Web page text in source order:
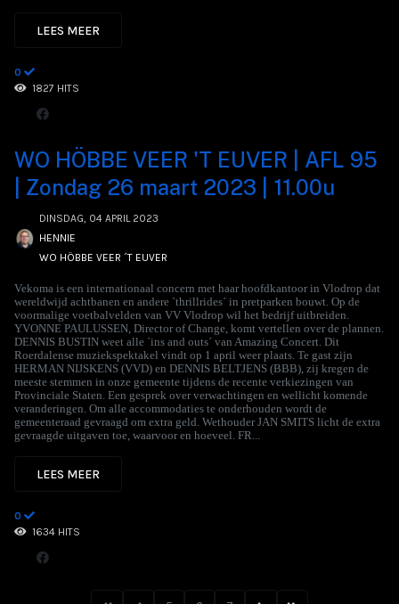
LEES MEER
0
1827 HITS
WO HÖBBE VEER 'T EUVER | AFL 95
| Zondag 26 maart 2023 | 11.00u
DINSDAG, 04 APRIL 2023
HENNIE
WO HÖBBE VEER ´T EUVER
Vekoma is een internationaal concern met haar hoofdkantoor in Vlodrop dat
wereldwijd achtbanen en andere `thrillrides´ in pretparken bouwt. Op de
voormalige voetbalvelden van VV Vlodrop wil het bedrijf uitbreiden.
YVONNE PAULUSSEN, Director of Change, komt vertellen over de plannen.
DENNIS BUSTIN weet alle `ins and outs´ van Amazing Concert. Dit
Roerdalense muziekspektakel vindt op 1 april weer plaats. Te gast zijn
HERMAN NIJSKENS (VVD) en DENNIS BELTJENS (BBB), zij kregen de
meeste stemmen in onze gemeente tijdens de recente verkiezingen van
Provinciale Staten. Een gesprek over verwachtingen en wellicht komende
veranderingen. Om alle accommodaties te onderhouden wordt de
gemeenteraad gevraagd om extra geld. Wethouder JAN SMITS licht de extra
gevraagde uitgaven toe, waarvoor en hoeveel. FR...
LEES MEER
0
1634 HITS